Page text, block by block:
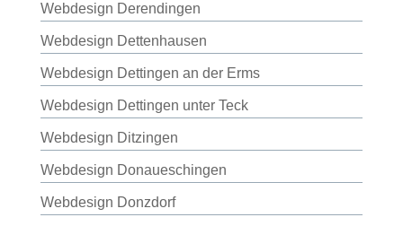
Webdesign Derendingen
Webdesign Dettenhausen
Webdesign Dettingen an der Erms
Webdesign Dettingen unter Teck
Webdesign Ditzingen
Webdesign Donaueschingen
Webdesign Donzdorf